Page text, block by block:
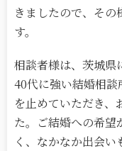
きましたので、その
す。
相談者様は、茨城県
40代に強い結婚相談
を止めていただき、
た。ご結婚への希望
く、なかなか出会